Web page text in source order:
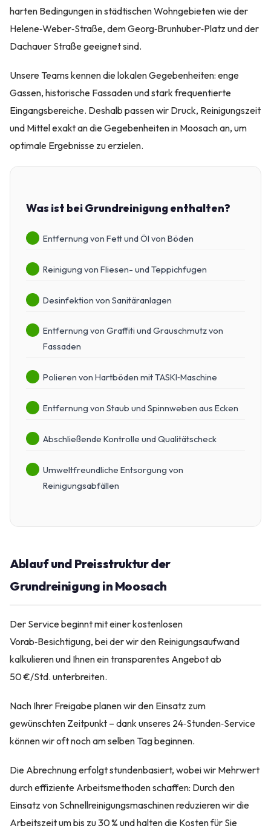
harten Bedingungen in städtischen Wohngebieten wie der
Helene‑Weber‑Straße, dem Georg‑Brunhuber‑Platz und der
Dachauer Straße geeignet sind.
Unsere Teams kennen die lokalen Gegebenheiten: enge
Gassen, historische Fassaden und stark frequentierte
Eingangsbereiche. Deshalb passen wir Druck, Reinigungszeit
und Mittel exakt an die Gegebenheiten in Moosach an, um
optimale Ergebnisse zu erzielen.
Was ist bei Grundreinigung enthalten?
Entfernung von Fett und Öl von Böden
Reinigung von Fliesen- und Teppichfugen
Desinfektion von Sanitäranlagen
Entfernung von Graffiti und Grauschmutz von
Fassaden
Polieren von Hartböden mit TASKI‑Maschine
Entfernung von Staub und Spinnweben aus Ecken
Abschließende Kontrolle und Qualitätscheck
Umweltfreundliche Entsorgung von
Reinigungsabfällen
Ablauf und Preisstruktur der
Grundreinigung in Moosach
Der Service beginnt mit einer kostenlosen
Vorab‑Besichtigung, bei der wir den Reinigungsaufwand
kalkulieren und Ihnen ein transparentes Angebot ab
50 €/Std. unterbreiten.
Nach Ihrer Freigabe planen wir den Einsatz zum
gewünschten Zeitpunkt – dank unseres 24‑Stunden‑Service
können wir oft noch am selben Tag beginnen.
Die Abrechnung erfolgt stundenbasiert, wobei wir Mehrwert
durch effiziente Arbeitsmethoden schaffen: Durch den
Einsatz von Schnellreinigungsmaschinen reduzieren wir die
Arbeitszeit um bis zu 30 % und halten die Kosten für Sie